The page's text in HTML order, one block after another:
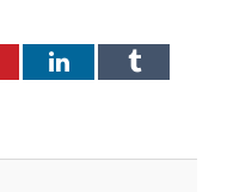
LinkedInTumblr